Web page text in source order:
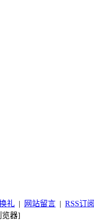
礼 | 网站留言 | RSS订阅
览器]